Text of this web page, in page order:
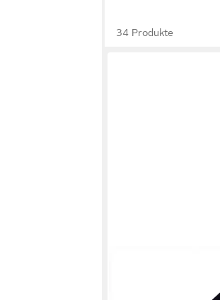
34 Produkte
Metalldetektor
Security